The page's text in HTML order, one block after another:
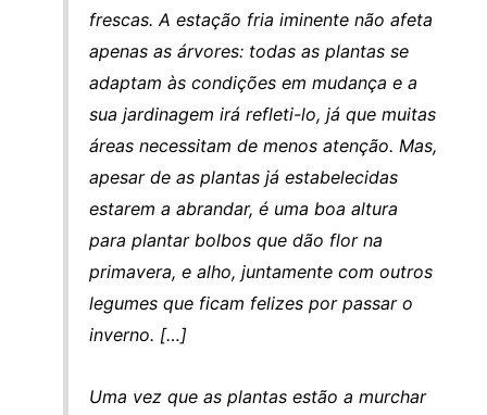
frescas. A estação fria iminente não afeta
apenas as árvores: todas as plantas se
adaptam às condições em mudança e a
sua jardinagem irá refleti-lo, já que muitas
áreas necessitam de menos atenção. Mas,
apesar de as plantas já estabelecidas
estarem a abrandar, é uma boa altura
para plantar bolbos que dão flor na
primavera, e alho, juntamente com outros
legumes que ficam felizes por passar o
inverno. […]
Uma vez que as plantas estão a murchar